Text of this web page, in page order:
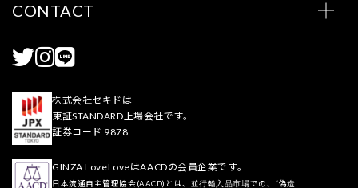
CONTACT
株式会社セキドは
東証STANDARD上場会社です。
証券コード 9878
GINZA LoveLoveはAACDの会員企業です。
日本流通自主管理協会(AACD)とは、並行輸入品市場での、“偽造